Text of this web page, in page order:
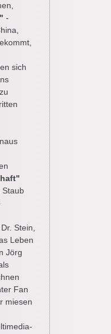
-
sich
Staub
Stein,
Leben
Jörg
Fan
miesen